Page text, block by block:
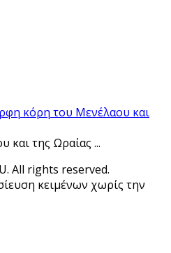
κόρη του Μενέλαου και
και της Ωραίας ...
All rights reserved.
κειμένων χωρίς την